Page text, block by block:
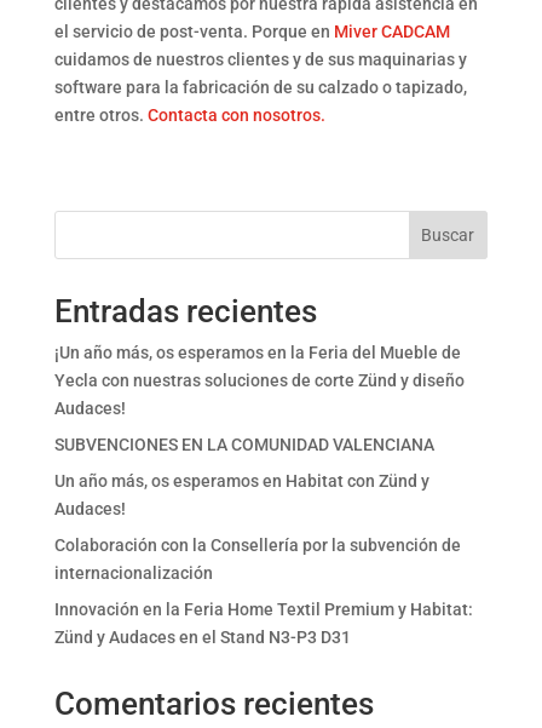
el servicio de post-venta. Porque en Miver CADCAM
cuidamos de nuestros clientes y de sus maquinarias y
software para la fabricación de su calzado o tapizado,
entre otros. Contacta con nosotros.
Buscar
Entradas recientes
¡Un año más, os esperamos en la Feria del Mueble de
Yecla con nuestras soluciones de corte Zünd y diseño
Audaces!
SUBVENCIONES EN LA COMUNIDAD VALENCIANA
Un año más, os esperamos en Habitat con Zünd y
Audaces!
Colaboración con la Consellería por la subvención de
internacionalización
Innovación en la Feria Home Textil Premium y Habitat:
Zünd y Audaces en el Stand N3-P3 D31
Comentarios recientes